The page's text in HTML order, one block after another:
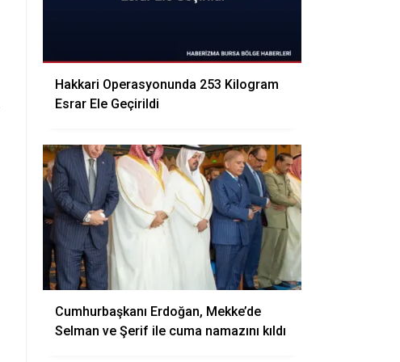
Hakkari Operasyonunda 253 Kilogram
Esrar Ele Geçirildi
Cumhurbaşkanı Erdoğan, Mekke’de
Selman ve Şerif ile cuma namazını kıldı